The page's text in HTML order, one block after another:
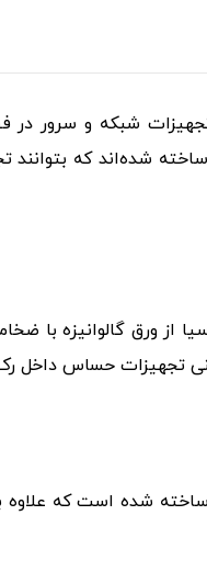
شبکه و سرور در
شده‌اند که
تجهیزات حساس داخل
شده است که علاوه